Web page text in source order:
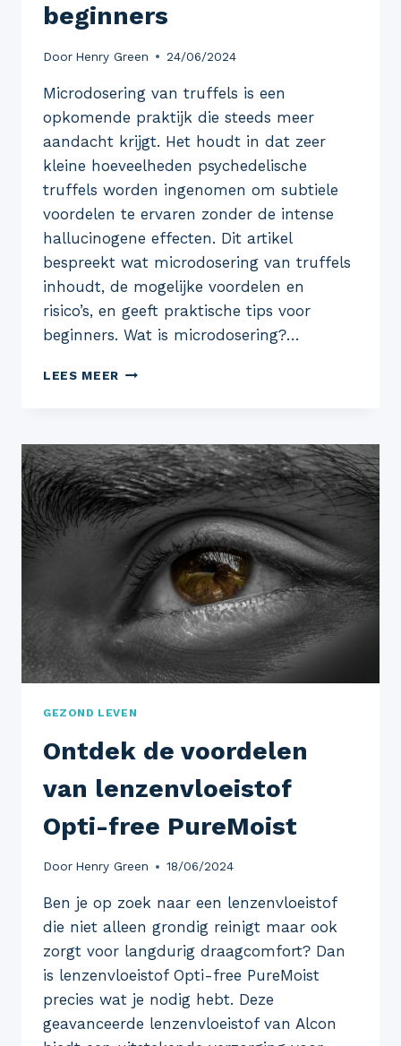
beginners
Door Henry Green 24/06/2024
Microdosering van truffels is een
opkomende praktijk die steeds meer
aandacht krijgt. Het houdt in dat zeer
kleine hoeveelheden psychedelische
truffels worden ingenomen om subtiele
voordelen te ervaren zonder de intense
hallucinogene effecten. Dit artikel
bespreekt wat microdosering van truffels
inhoudt, de mogelijke voordelen en
risico’s, en geeft praktische tips voor
beginners. Wat is microdosering?…
LEES MEER MICRODOSERING
GIDS
VOOR
BEGINNERS
GEZOND LEVEN
Ontdek de voordelen
van lenzenvloeistof
Opti-free PureMoist
Door Henry Green 18/06/2024
Ben je op zoek naar een lenzenvloeistof
die niet alleen grondig reinigt maar ook
zorgt voor langdurig draagcomfort? Dan
is lenzenvloeistof Opti-free PureMoist
precies wat je nodig hebt. Deze
geavanceerde lenzenvloeistof van Alcon